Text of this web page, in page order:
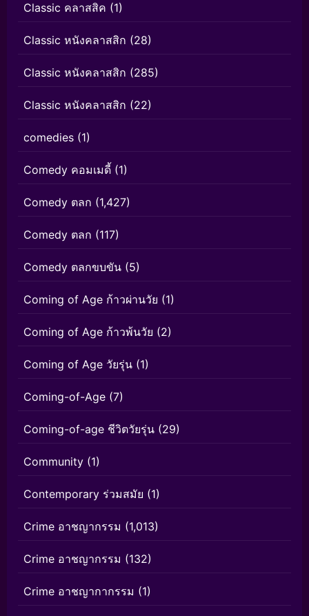
Classic คลาสสิค (1)
Classic หนังคลาสสิก (28)
Classic หนังคลาสสิก (285)
Classic หนังคลาสสิก (22)
comedies (1)
Comedy คอมเมดี้ (1)
Comedy ตลก (1,427)
Comedy ตลก (117)
Comedy ตลกขบขัน (5)
Coming of Age ก้าวผ่านวัย (1)
Coming of Age ก้าวพ้นวัย (2)
Coming of Age วัยรุ่น (1)
Coming-of-Age (7)
Coming-of-age ชีวิตวัยรุ่น (29)
Community (1)
Contemporary ร่วมสมัย (1)
Crime อาชญากรรม (1,013)
Crime อาชญากรรม (132)
Crime อาชญากากรรม (1)